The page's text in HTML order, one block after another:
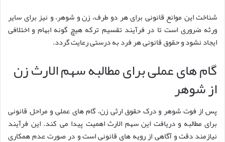
شناخت این موانع قانونی برای هر دو طرف، زن و شوهر، و نیز برای سایر
ورثه ضروری است تا در فرآیند تقسیم ترکه هیچ گونه ابهام و اختلافی
ایجاد نشود و حقوق قانونی هر فرد به درستی رعایت گردد.
گام های عملی برای مطالبه سهم الارث زن
از شوهر
پس از فوت شوهر و درک حقوق ارثی زن، گام های عملی و مراحل قانونی
برای مطالبه و دریافت این سهم الارث اهمیت پیدا می کند. این فرآیند
نیازمند دقت و آگاهی از رویه های قانونی است و در صورت عدم همکاری